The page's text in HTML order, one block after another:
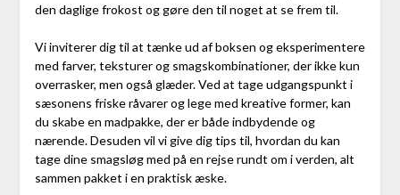
den daglige frokost og gøre den til noget at se frem til.
Vi inviterer dig til at tænke ud af boksen og eksperimentere
med farver, teksturer og smagskombinationer, der ikke kun
overrasker, men også glæder. Ved at tage udgangspunkt i
sæsonens friske råvarer og lege med kreative former, kan
du skabe en madpakke, der er både indbydende og
nærende. Desuden vil vi give dig tips til, hvordan du kan
tage dine smagsløg med på en rejse rundt om i verden, alt
sammen pakket i en praktisk æske.